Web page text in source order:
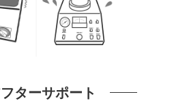
ターサポート